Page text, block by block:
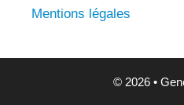
Mentions légales
© 2026 •